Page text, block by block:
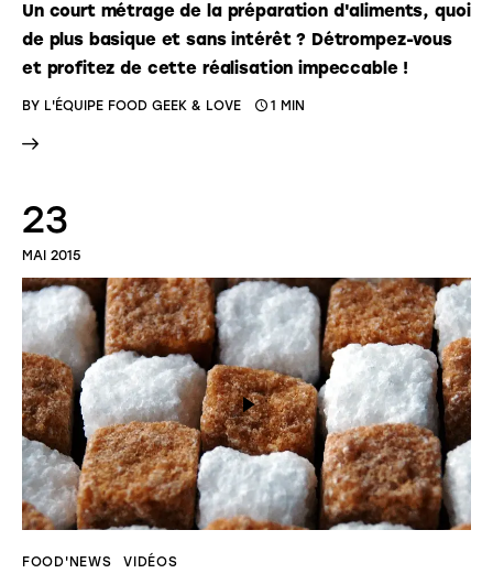
Un court métrage de la préparation d'aliments, quoi
de plus basique et sans intérêt ? Détrompez-vous
et profitez de cette réalisation impeccable !
BY L'ÉQUIPE FOOD GEEK & LOVE 1 MIN
23
MAI 2015
FOOD'NEWS VIDÉOS